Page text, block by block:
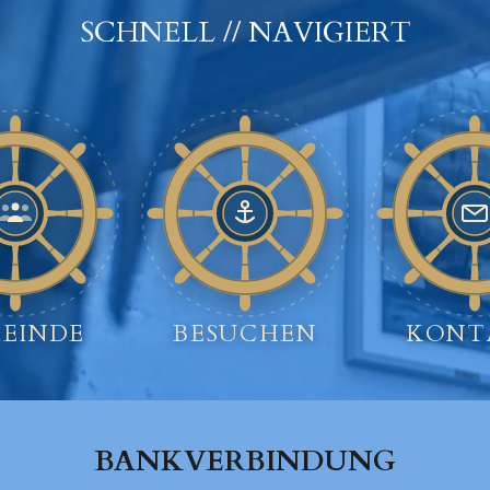
SCHNELL // NAVIGIERT
BESUCHEN
BANKVERBINDUNG